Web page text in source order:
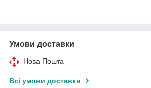
Умови доставки
Нова Пошта
Всі умови доставки